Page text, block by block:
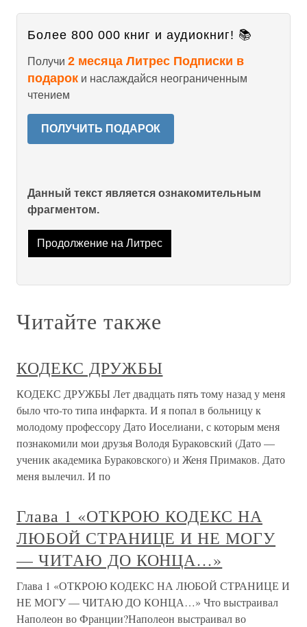
Более 800 000 книг и аудиокниг! 📚
Получи 2 месяца Литрес Подписки в
подарок и наслаждайся неограниченным
чтением
ПОЛУЧИТЬ ПОДАРОК
Данный текст является ознакомительным
фрагментом.
Продолжение на Литрес
Читайте также
КОДЕКС ДРУЖБЫ
КОДЕКС ДРУЖБЫ Лет двадцать пять тому назад у меня
было что-то типа инфаркта. И я попал в больницу к
молодому профессору Дато Иоселиани, с которым меня
познакомили мои друзья Володя Бураковский (Дато —
ученик академика Бураковского) и Женя Примаков. Дато
меня вылечил. И по
Глава 1 «ОТКРОЮ КОДЕКС НА
ЛЮБОЙ СТРАНИЦЕ И НЕ МОГУ
— ЧИТАЮ ДО КОНЦА…»
Глава 1 «ОТКРОЮ КОДЕКС НА ЛЮБОЙ СТРАНИЦЕ И
НЕ МОГУ — ЧИТАЮ ДО КОНЦА…» Что выстраивал
Наполеон во Франции?Наполеон выстраивал во